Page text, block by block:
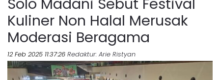
Kuliner Non Halal Merusak
Moderasi Beragama
12 Feb 2025 11:37:26 Redaktur: Arie Ristyan